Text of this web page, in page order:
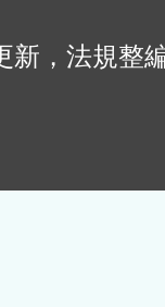
新，法規整